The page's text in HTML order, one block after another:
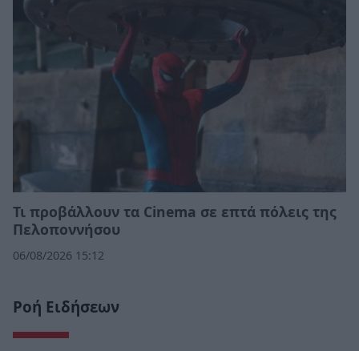
Τι προβάλλουν τα Cinema σε επτά πόλεις της
Πελοποννήσου
06/08/2026 15:12
Ροή Ειδήσεων